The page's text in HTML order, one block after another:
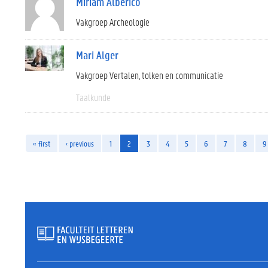
Vakgroep Archeologie
Mari Alger
Vakgroep Vertalen, tolken en communicatie
Taalkunde
« first ‹ previous 1 2 3 4 5 6 7 8 9